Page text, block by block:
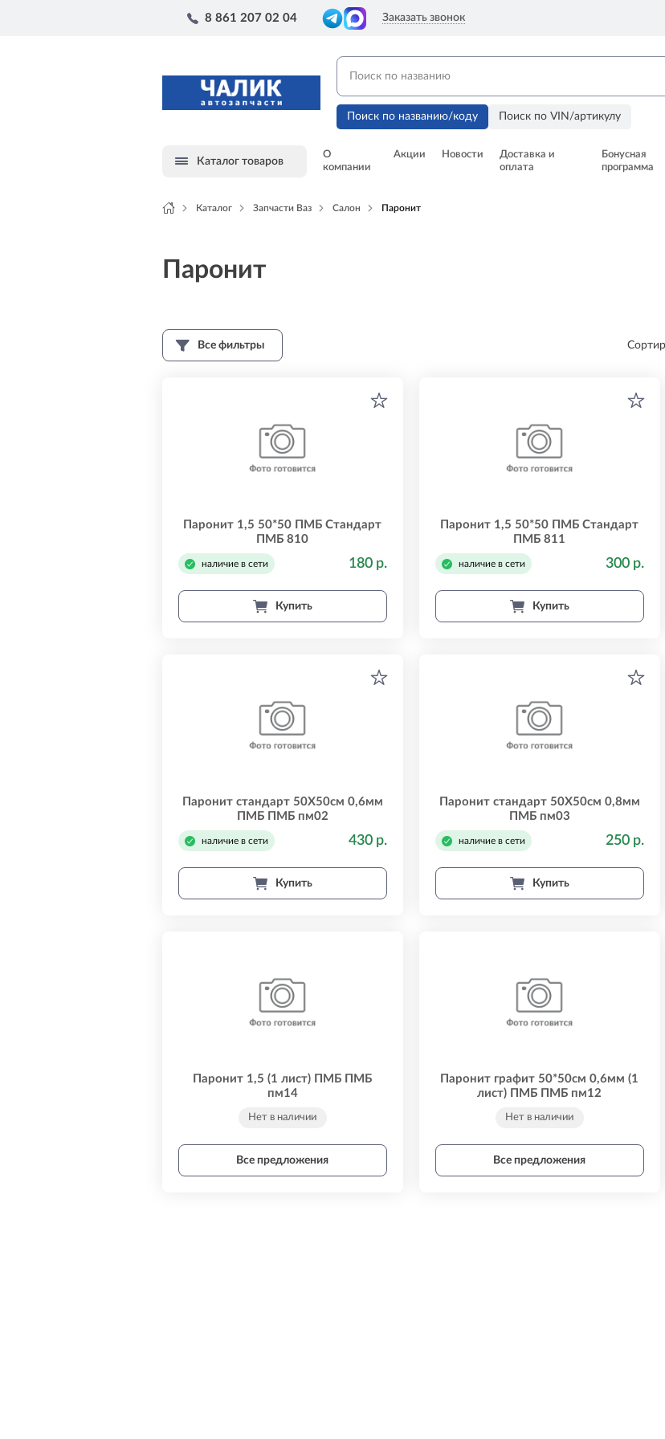
8 861 207 02 04 Заказать звонок
Поиск по названию/коду Поиск по VIN/артикулу
Каталог товаров
О
компании
Акции Новости
Доставка и
оплата
Бонусная
программа
Каталог Запчасти Ваз Салон Паронит
Паронит
Все фильтры
Паронит 1,5 50*50 ПМБ Стандарт
ПМБ 810
наличие в сети 180 р.
Купить
Паронит 1,5 50*50 ПМБ Стандарт
ПМБ 811
наличие в сети 300 р.
Купить
Паронит стандарт 50Х50см 0,6мм
ПМБ ПМБ пм02
наличие в сети 430 р.
Купить
Паронит стандарт 50Х50см 0,8мм
ПМБ пм03
наличие в сети 250 р.
Купить
Паронит 1,5 (1 лист) ПМБ ПМБ
пм14
Нет в наличии
Все предложения
Паронит графит 50*50см 0,6мм (1
лист) ПМБ ПМБ пм12
Нет в наличии
Все предложения